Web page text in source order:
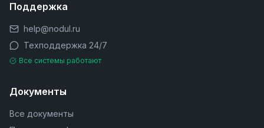
Поддержка
help@nodul.ru
Техподдержка 24/7
Все системы работают
Документы
Все документы